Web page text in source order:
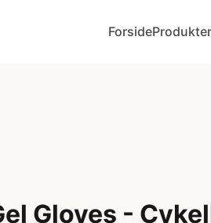
ForsideProdukter
Gloves -